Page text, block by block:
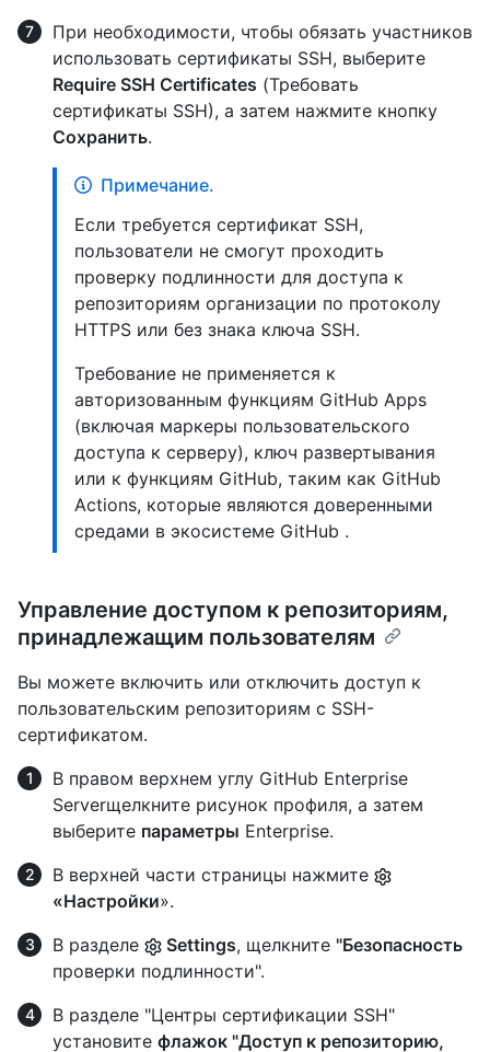
При необходимости, чтобы обязать участников
использовать сертификаты SSH, выберите
Require SSH Certificates (Требовать
сертификаты SSH), а затем нажмите кнопку
Сохранить.
Примечание.
Если требуется сертификат SSH,
пользователи не смогут проходить
проверку подлинности для доступа к
репозиториям организации по протоколу
HTTPS или без знака ключа SSH.
Требование не применяется к
авторизованным функциям GitHub Apps
(включая маркеры пользовательского
доступа к серверу), ключ развертывания
или к функциям GitHub, таким как GitHub
Actions, которые являются доверенными
средами в экосистеме GitHub .
Управление доступом к репозиториям,
принадлежащим пользователям
Вы можете включить или отключить доступ к
пользовательским репозиториям с SSH-
сертификатом.
В правом верхнем углу GitHub Enterprise
Serverщелкните рисунок профиля, а затем
выберите параметры Enterprise.
В верхней части страницы нажмите
«Настройки».
В разделе
Settings, щелкните "Безопасность
проверки подлинности".
В разделе "Центры сертификации SSH"
установите флажок "Доступ к репозиторию,